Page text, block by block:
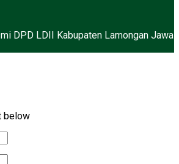
DPD LDII Kabupaten Lamongan Jawa
below